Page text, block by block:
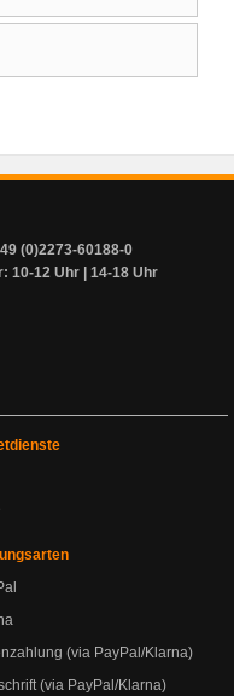
(0)2273-60188-0
10-12 Uhr | 14-18 Uhr
(via PayPal/Klarna)
(via PayPal/Klarna)